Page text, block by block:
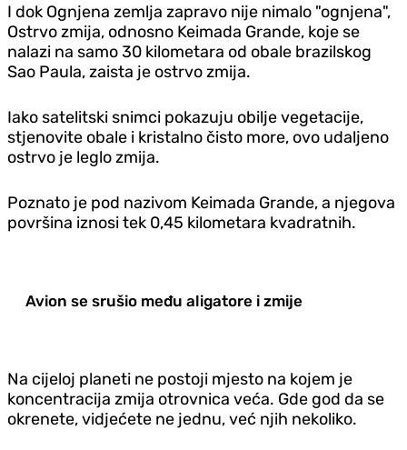
I dok Ognjena zemlja zapravo nije nimalo "ognjena",
Ostrvo zmija, odnosno Keimada Grande, koje se
nalazi na samo 30 kilometara od obale brazilskog
Sao Paula, zaista je ostrvo zmija.
Iako satelitski snimci pokazuju obilje vegetacije,
stjenovite obale i kristalno čisto more, ovo udaljeno
ostrvo je leglo zmija.
Poznato je pod nazivom Keimada Grande, a njegova
površina iznosi tek 0,45 kilometara kvadratnih.
Avion se srušio među aligatore i zmije
Na cijeloj planeti ne postoji mjesto na kojem je
koncentracija zmija otrovnica veća. Gde god da se
okrenete, vidjećete ne jednu, već njih nekoliko.